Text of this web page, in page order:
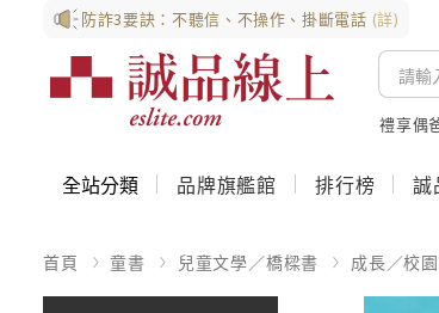
防詐3要訣：不聽信、不操作、掛斷電話 (詳)
禮享偶
全站分類 品牌旗艦館 排行榜 誠
首頁 童書 兒童文學／橋樑書 成長／校